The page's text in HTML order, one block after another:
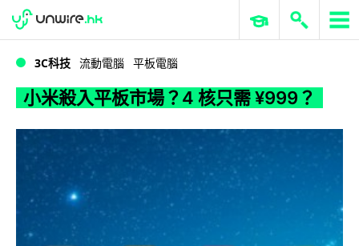
小米殺入平板市場？4 核只需 ¥999？
WWDC 2026 ERP 與商業 AI
3C科技 流動電腦 平板電腦
小米殺入平板市場？4 核只需 ¥999？